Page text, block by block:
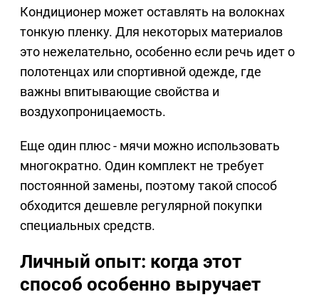
Кондиционер может оставлять на волокнах
тонкую пленку. Для некоторых материалов
это нежелательно, особенно если речь идет о
полотенцах или спортивной одежде, где
важны впитывающие свойства и
воздухопроницаемость.
Еще один плюс - мячи можно использовать
многократно. Один комплект не требует
постоянной замены, поэтому такой способ
обходится дешевле регулярной покупки
специальных средств.
Личный опыт: когда этот
способ особенно выручает